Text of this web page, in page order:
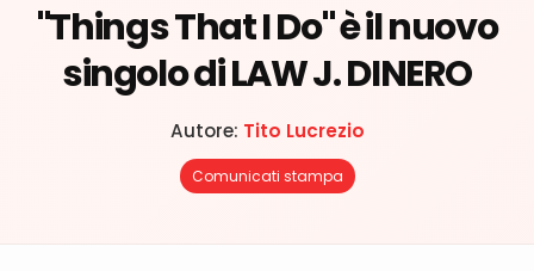
"Things That I Do" è il nuovo
singolo di LAW J. DINERO
Autore: Tito Lucrezio
Comunicati stampa